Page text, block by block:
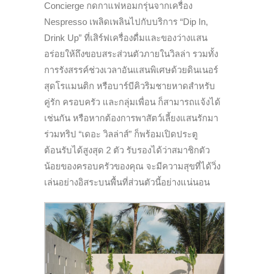
Concierge กดกาแฟหอมกรุ่นจากเครื่อง
Nespresso เพลิดเพลินไปกับบริการ “Dip In,
Drink Up” ที่เสิร์ฟเครื่องดื่มและของว่างแสน
อร่อยให้ถึงขอบสระส่วนตัวภายในวิลล่า รวมทั้ง
การรังสรรค์ช่วงเวลาอันแสนพิเศษด้วยดินเนอร์
สุดโรแมนติก หรือบาร์บีคิวริมชายหาดสำหรับ
คู่รัก ครอบครัว และกลุ่มเพื่อน ก็สามารถแจ้งได้
เช่นกัน หรือหากต้องการพาสัตว์เลี้ยงแสนรักมา
ร่วมทริป “เดอะ วิลล่าส์” ก็พร้อมเปิดประตู
ต้อนรับได้สูงสุด 2 ตัว รับรองได้ว่าสมาชิกตัว
น้อยของครอบครัวของคุณ จะมีความสุขที่ได้วิ่ง
เล่นอย่างอิสระบนพื้นที่ส่วนตัวนี้อย่างแน่นอน